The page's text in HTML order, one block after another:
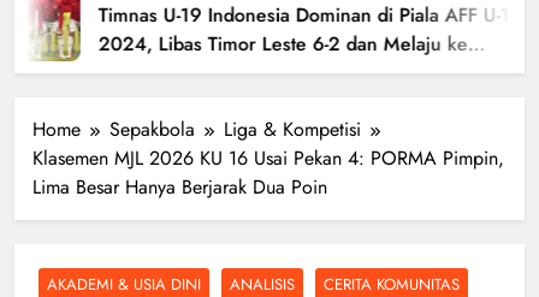
Timnas U-19 Indonesia Dominan di Piala AFF U-19
2024, Libas Timor Leste 6-2 dan Melaju ke
Semifinal
Home Sepakbola
Liga & Kompetisi
Klasemen MJL 2026 KU 16 Usai Pekan 4: PORMA Pimpin,
Lima Besar Hanya Berjarak Dua Poin
AKADEMI & USIA DINI ANALISIS
CERITA KOMUNITAS